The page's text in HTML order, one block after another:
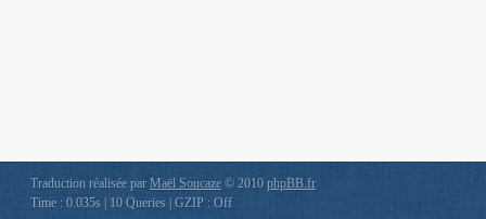
Traduction réalisée parMaël Soucaze© 2010 phpBB.fr
Time : 0.035s | 10 Queries | GZIP : Off